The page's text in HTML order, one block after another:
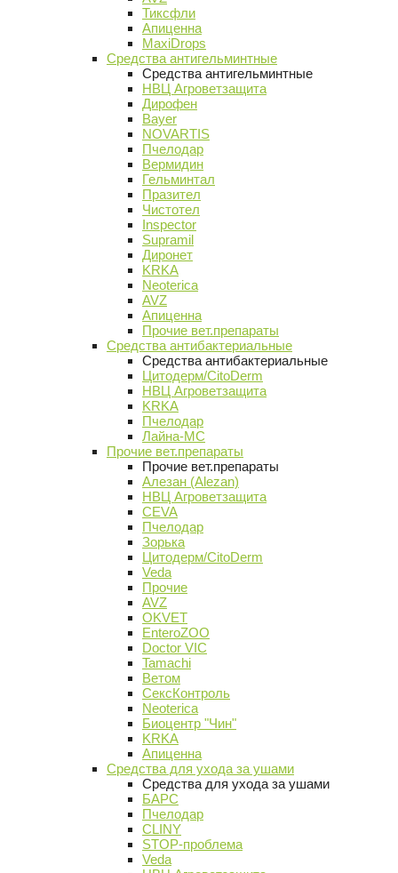
Тиксфли
Апиценна
MaxiDrops
Средства антигельминтные
Средства антигельминтные
НВЦ Агроветзащита
Дирофен
Bayer
NOVARTIS
Пчелодар
Вермидин
Гельминтал
Празител
Чистотел
Inspector
Supramil
Диронет
KRKA
Neoterica
AVZ
Апиценна
Прочие вет.препараты
Средства антибактериальные
Средства антибактериальные
Цитодерм/CitoDerm
НВЦ Агроветзащита
KRKA
Пчелодар
Лайна-МС
Прочие вет.препараты
Прочие вет.препараты
Алезан (Alezan)
НВЦ Агроветзащита
CEVA
Пчелодар
Зорька
Цитодерм/CitoDerm
Veda
Прочие
AVZ
OKVET
EnteroZOO
Doctor VIC
Tamachi
Ветом
СексКонтроль
Neoterica
Биоцентр "Чин"
KRKA
Апиценна
Средства для ухода за ушами
Средства для ухода за ушами
БАРС
Пчелодар
CLINY
STOP-проблема
Veda